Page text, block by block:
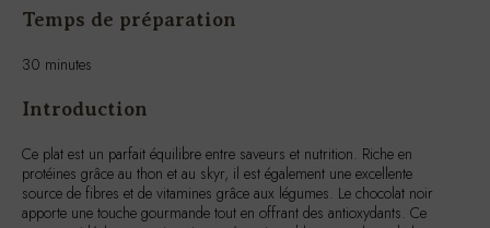
30 minutes
Introduction
Ce plat est un parfait équilibre entre saveurs et nutrition. Riche en
protéines grâce au thon et au skyr, il est également une excellente
source de fibres et de vitamines grâce aux légumes. Le chocolat noir
apporte une touche gourmande tout en offrant des antioxydants. Ce
repas est idéal pour maintenir une énergie stable tout au long de la
journée.